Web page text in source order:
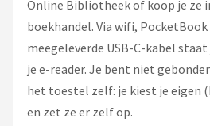
Online Bibliotheek of koop je ze
boekhandel. Via wifi,
meegeleverde USB-C-kabel
je e-reader. Je bent niet
het toestel zelf: je kiest je eigen
en zet ze er zelf op.